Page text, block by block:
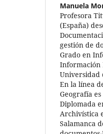
Manuela
Profesora
(España)
gestión de
Grado en
Información
Universidad
En la línea
Geografía
Diplomada
Archivística
Salamanca